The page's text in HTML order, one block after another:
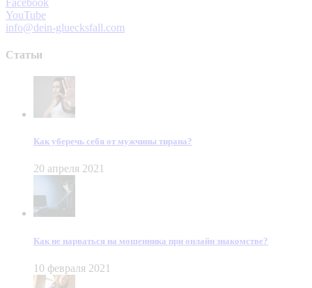
YouTube
info@dein-gluecksfall.com
Статьи
Как уберечь себя от мужчины тирана?
20 апреля 2021
Как не нарваться на мошенника при онлайн знакомстве?
10 февраля 2021